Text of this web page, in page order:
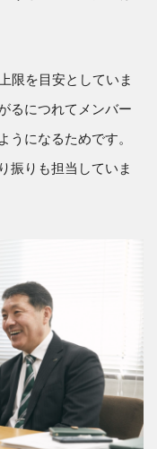
限を目安としていま
るにつれてメンバー
うになるためです。
振りも担当していま